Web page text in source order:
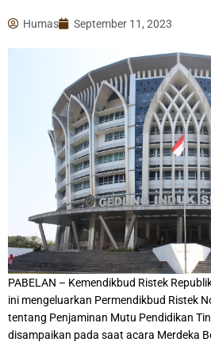
Humas September 11, 2023
PABELAN – Kemendikbud Ristek
ini mengeluarkan Permendikbud Ristek
tentang Penjaminan Mutu Pendidikan
disampaikan pada saat acara Merdeka